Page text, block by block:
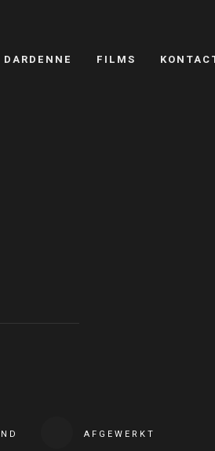
DARDENNE FILMS
AFGEWERKT